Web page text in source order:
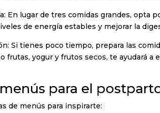
En lugar de tres comidas grandes, opta
de energía estables y mejorar la
Si tienes poco tiempo, prepara las
frutas, yogur y frutos secos, te ayudará
para el
de menús para inspirarte: